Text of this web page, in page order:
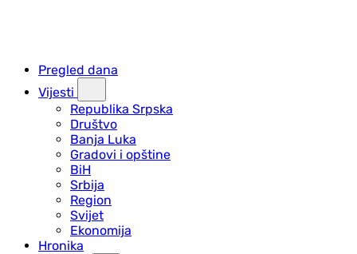
Pregled dana
Vijesti
Republika Srpska
Društvo
Banja Luka
Gradovi i opštine
BiH
Srbija
Region
Svijet
Ekonomija
Hronika